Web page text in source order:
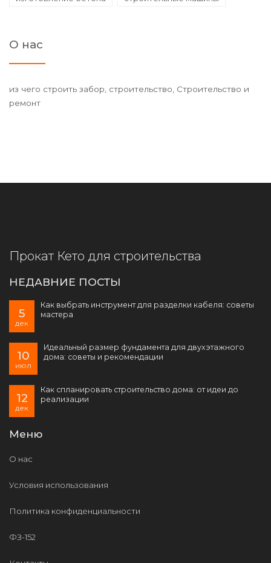
О нас
из чего строить забор, строительство, Строительство и
ремонт
Прокат Кето для строительства
НЕДАВНИЕ ПОСТЫ
5
дек
Как выбрать инструмент для разделки кабеля: советы
мастера
10
июл
Идеальный размер фундамента для двухэтажного
дома: советы и рекомендации
12
дек
Как спланировать строительство дома: от идеи до
реализации
Меню
О нас
Условия использования
Политика конфиденциальности
ФЗ-152